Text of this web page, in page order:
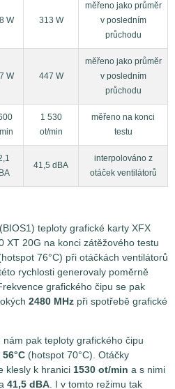
W 313 W
měřeno jako průměr
v posledním
průchodu
W 447 W
měřeno jako průměr
v posledním
průchodu
1 530
ot/min
měřeno na konci
testu
41,5 dBA
interpolováno z
otáček ventilátorů
(BIOS1) teploty grafické karty XFX
XT 20G na konci zátěžového testu
76°C) při otáčkách ventilátorů
této rychlosti generovaly poměrně
Frekvence grafického čipu se pak
2480 MHz při spotřebě grafické
nám pak teploty grafického čipu
56°C (hotspot 70°C). Otáčky
klesly k hranici 1530 ot/min a s nimi
41,5 dBA . I v tomto režimu tak